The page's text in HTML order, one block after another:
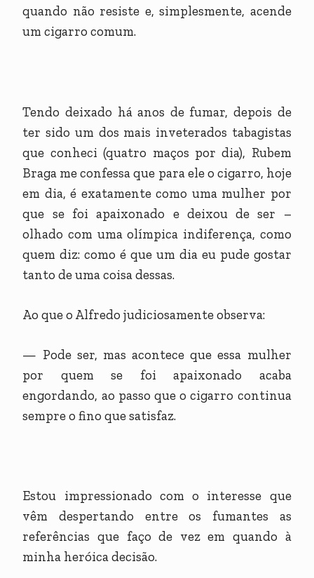
quando não resiste e, simplesmente, acende
um cigarro comum.
Tendo deixado há anos de fumar, depois de
ter sido um dos mais inveterados tabagistas
que conheci (quatro maços por dia), Rubem
Braga me confessa que para ele o cigarro, hoje
em dia, é exatamente como uma mulher por
que se foi apaixonado e deixou de ser –
olhado com uma olímpica indiferença, como
quem diz: como é que um dia eu pude gostar
tanto de uma coisa dessas.
Ao que o Alfredo judiciosamente observa:
— Pode ser, mas acontece que essa mulher
por quem se foi apaixonado acaba
engordando, ao passo que o cigarro continua
sempre o fino que satisfaz.
Estou impressionado com o interesse que
vêm despertando entre os fumantes as
referências que faço de vez em quando à
minha heróica decisão.